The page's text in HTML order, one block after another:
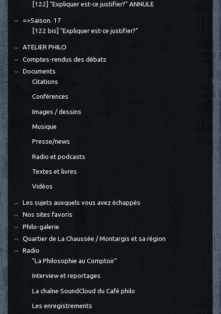
[122] "Expliquer est-ce justifier?" ANNULE
=>Saison. 17
[122 bis] "Expliquer est-ce justifier?"
ATELIER PHILO
Comptes-rendus des débats
Documents
Citations
Conférences
Images / dessins
Musique
Presse/news
Radio et podcasts
Textes et livres
Vidéos
Les sujets auxquels vous avez échappés
Nos sites favoris
Philo-galerie
Quartier de La Chaussée / Montargis et sa région
Radio
"La Philosophie au Comptoir"
Interview et reportages
La chaîne SoundCloud du Café philo
Les enregistrements